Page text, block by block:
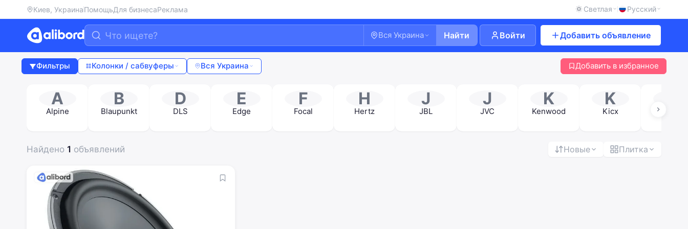
Киев, УкраинаПомощьДля бизнесаРеклама Светлая Русский
Вся Украина Найти Войти Добавить объявление
Фильтры Колонки / сабвуферы Вся Украина Добавить в избранное
A
Alpine
B
Blaupunkt
D
DLS
E
Edge
F
Focal
H
Hertz
J
JBL
J
JVC
K
Kenwood
K
Kicx Mystery
Найдено 1 объявлений Новые Плитка